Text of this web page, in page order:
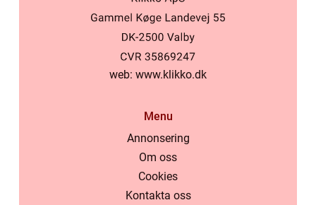
web: www.klikko.dk
Menu
Annonsering
Om oss
Cookies
Kontakta oss